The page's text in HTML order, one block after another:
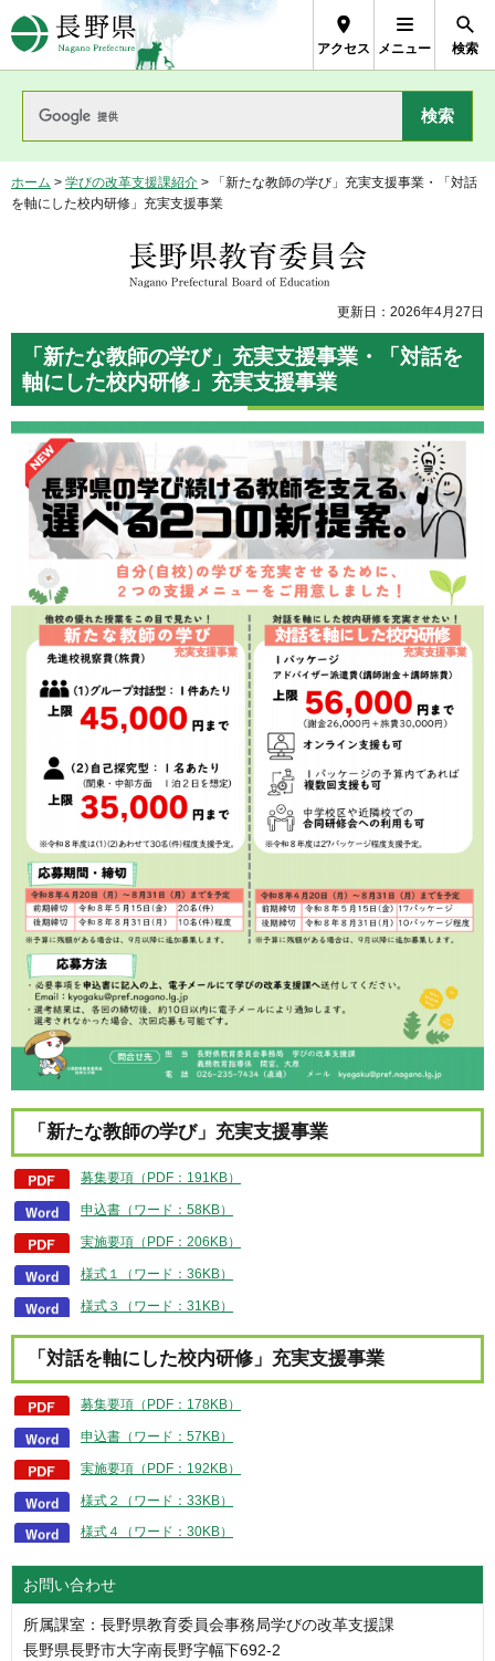
長野県Nagano Prefecture
アクセス メニュー 検索
ホーム > 学びの改革支援課紹介 > 「新たな教師の学び」充実支援事業・「対話
を軸にした校内研修」充実支援事業
長野県教育委員会
更新日：2026年4月27日
「新たな教師の学び」充実支援事業・「対話を
軸にした校内研修」充実支援事業
「新たな教師の学び」充実支援事業
募集要項（PDF：191KB）
申込書（ワード：58KB）
実施要項（PDF：206KB）
様式１（ワード：36KB）
様式３（ワード：31KB）
「対話を軸にした校内研修」充実支援事業
募集要項（PDF：178KB）
申込書（ワード：57KB）
実施要項（PDF：192KB）
様式２（ワード：33KB）
様式４（ワード：30KB）
お問い合わせ
所属課室：長野県教育委員会事務局学びの改革支援課
長野県長野市大字南長野字幅下692-2